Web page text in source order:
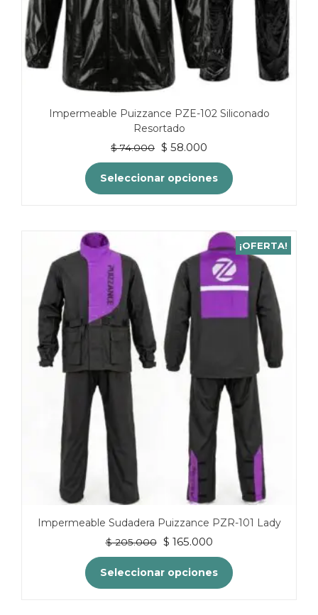
Impermeable Puizzance PZE-102 Siliconado
Resortado
$74.000 El
precio
original
era:
$ 58.000
precio
actual
es:
Seleccionar opciones
múltiples
variantes.
opciones
pueden
elegir
en
la
página
producto
¡OFERTA!
Impermeable Sudadera Puizzance PZR-101 Lady
$205.000 El
precio
original
era:
$ 165.000El
precio
actual
es:
Seleccionar opciones